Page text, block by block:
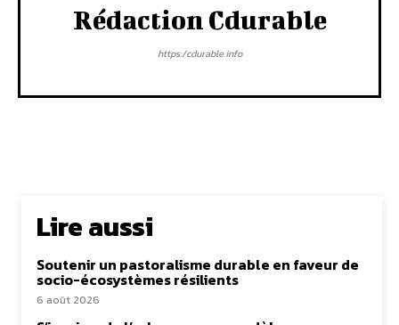
Rédaction Cdurable
https:/cdurable.info
Lire aussi
Soutenir un pastoralisme durable en faveur de
socio-écosystèmes résilients
6 août 2026